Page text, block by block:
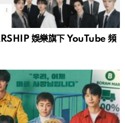
娛樂旗下 YouTube 頻